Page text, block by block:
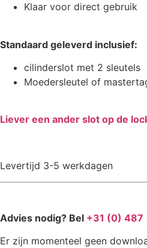
Klaar voor direct gebruik
Standaard geleverd inclusief:
cilinderslot met 2 sleutels
Moedersleutel of
Liever een ander slot op de
Levertijd 3-5 werkdagen
Advies nodig? Bel +31 (0)
Er zijn momenteel geen